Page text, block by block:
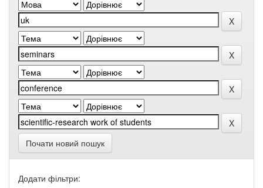
Почати новий пошук
Додати фільтри: